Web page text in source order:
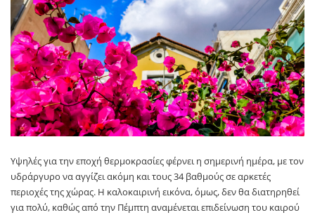
Υψηλές για την εποχή θερμοκρασίες φέρνει η σημερινή ημέρα, με τον
υδράργυρο να αγγίζει ακόμη και τους 34 βαθμούς σε αρκετές
περιοχές της χώρας. Η καλοκαιρινή εικόνα, όμως, δεν θα διατηρηθεί
για πολύ, καθώς από την Πέμπτη αναμένεται επιδείνωση του καιρού